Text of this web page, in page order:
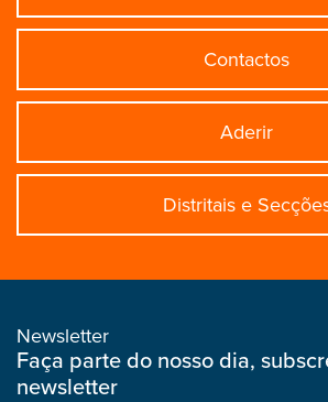
Contactos
Aderir
Distritais e
Newsletter
Faça parte do nosso dia,
newsletter